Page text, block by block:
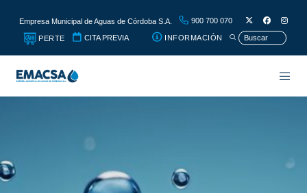
Empresa Municipal de Aguas de Córdoba S.A. 900 700 070
PERTE CITA PREVIA INFORMACIÓN